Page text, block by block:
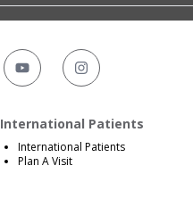
International Patients
International Patients
Plan A Visit